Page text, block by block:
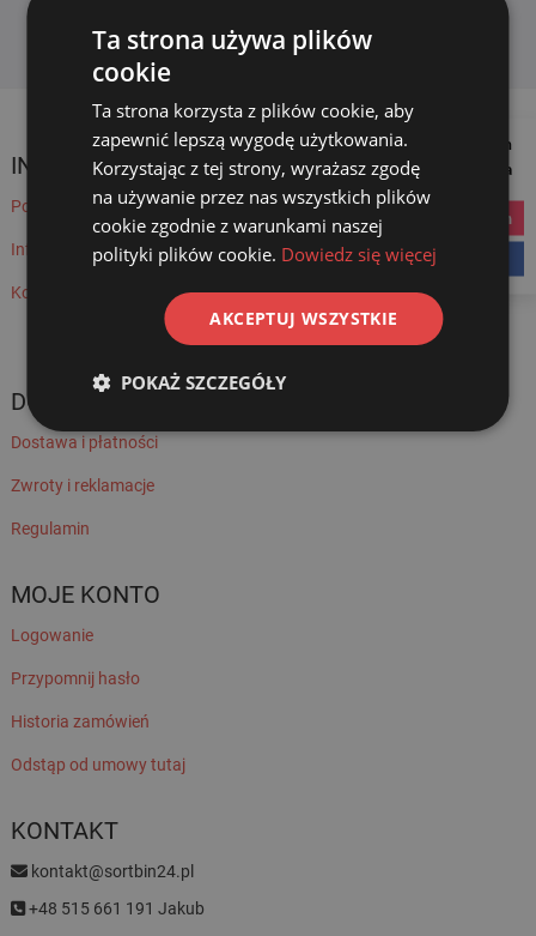
INFORMACJE
Polityka prywatności
Informacje RODO
Kontakt
DOSTAWA
Dostawa i płatności
Zwroty i reklamacje
Regulamin
MOJE KONTO
Logowanie
Przypomnij hasło
Historia zamówień
Odstąp od umowy tutaj
KONTAKT
kontakt@sortbin24.pl
+48 515 661 191 Jakub
Follow us on
Social Media
instagram
Ta strona używa plików
cookie
Ta strona korzysta z plików cookie, aby
zapewnić lepszą wygodę użytkowania.
Korzystając z tej strony, wyrażasz zgodę
na używanie przez nas wszystkich plików
cookie zgodnie z warunkami naszej
polityki plików cookie. Dowiedz się więcej
AKCEPTUJ WSZYSTKIE
POKAŻ SZCZEGÓŁY